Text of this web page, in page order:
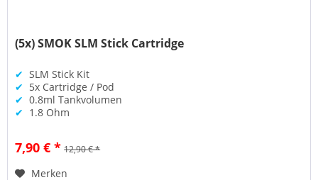
(5x) SMOK SLM Stick Cartridge
✔ SLM Stick Kit
✔ 5x Cartridge / Pod
✔ 0.8ml Tankvolumen
✔ 1.8 Ohm
7,90 € * 12,90 € *
Merken